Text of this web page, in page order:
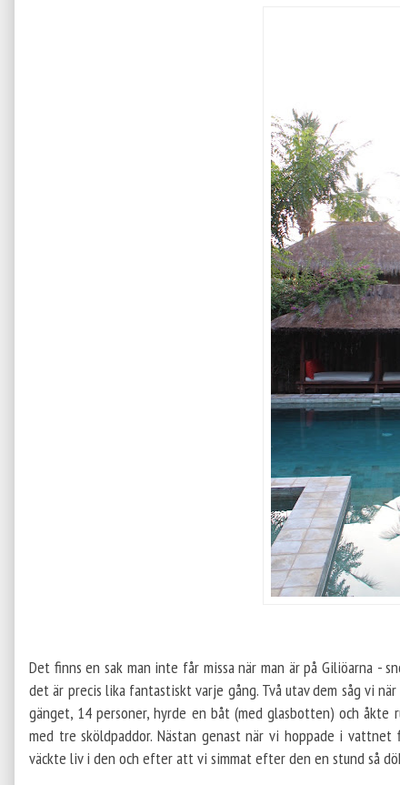
Det finns en sak man inte får missa när man är på Giliöarna -
det är precis lika fantastiskt varje gång. Två utav dem såg vi
gänget, 14 personer, hyrde en båt (med glasbotten) och
med tre sköldpaddor. Nästan genast när vi hoppade i
väckte liv i den och efter att vi simmat efter den en stund så